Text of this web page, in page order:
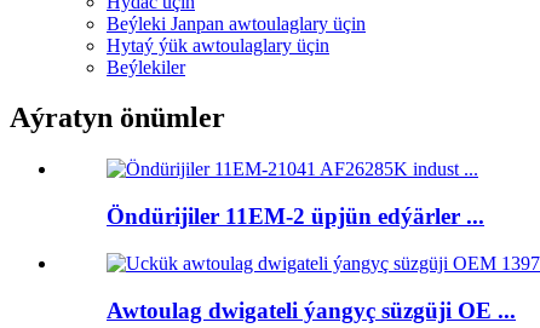
Beýleki Janpan awtoulaglary üçin
Hytaý ýük awtoulaglary üçin
Beýlekiler
Aýratyn önümler
Öndürijiler 11EM-2 üpjün edýärler ...
Awtoulag dwigateli ýangyç süzgüji OE ...